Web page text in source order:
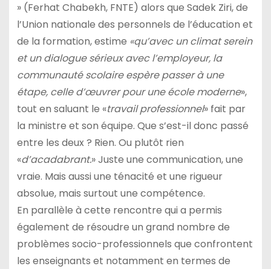
» (Ferhat Chabekh, FNTE) alors que Sadek Ziri, de
l’Union nationale des personnels de l’éducation et
de la formation, estime «qu’avec un climat serein
et un dialogue sérieux avec l’employeur, la
communauté scolaire espère passer à une
étape, celle d’œuvrer pour une école moderne»,
tout en saluant le «travail professionnel» fait par
la ministre et son équipe. Que s’est-il donc passé
entre les deux ? Rien. Ou plutôt rien
«d’acadabrant.» Juste une communication, une
vraie. Mais aussi une ténacité et une rigueur
absolue, mais surtout une compétence.
En parallèle à cette rencontre qui a permis
également de résoudre un grand nombre de
problèmes socio-professionnels que confrontent
les enseignants et notamment en termes de